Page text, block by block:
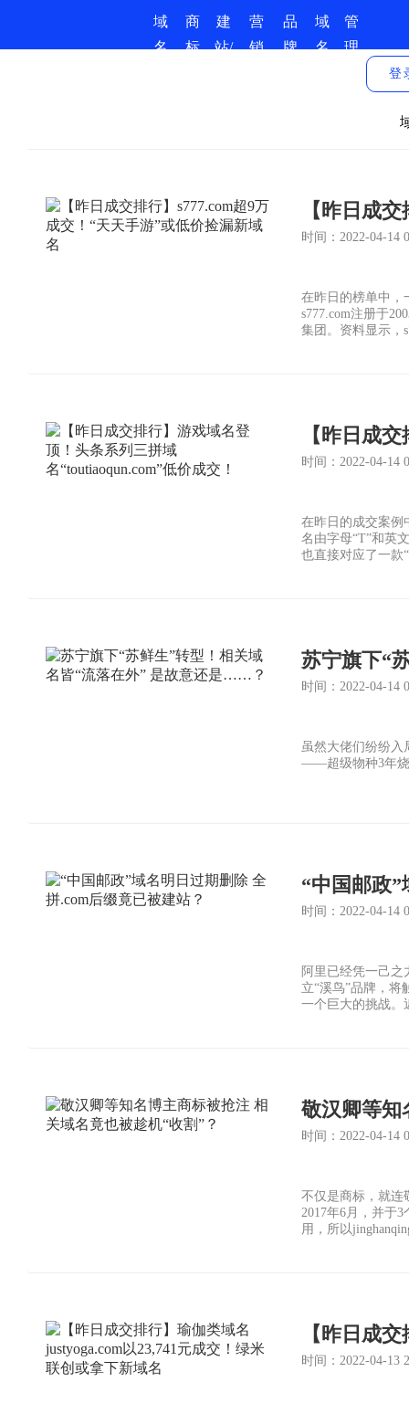
域
名
商
标
建
站/
营
销
品
牌
域
名
管
理
登
时间：2022-04-14
在昨日的榜单中，
s777.com注册于
集团。资料显示，
时间：2022-04-14
在昨日的成交案例
名由字母“T”和英
也直接对应了一
时间：2022-04-14
虽然大佬们纷纷入
——超级物种3年烧
“中国邮政
时间：2022-04-14
阿里已经凭一己
立“溪鸟”品牌，
一个巨大的挑战。
时间：2022-04-14
不仅是商标，就连
2017年6月，并于
用，所以
时间：2022-04-13